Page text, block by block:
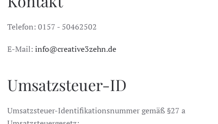
Telefon: 0157 - 50462502
E-Mail: info@creative3zehn.de
Umsatzsteuer-ID
Umsatzsteuer-Identifikationsnummer gemäß §27 a